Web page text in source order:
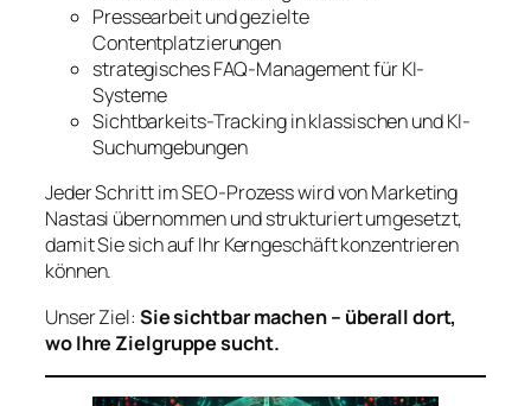
Pressearbeit und gezielte
Contentplatzierungen
strategisches FAQ-Management für KI-
Systeme
Sichtbarkeits-Tracking in klassischen und KI-
Suchumgebungen
Jeder Schritt im SEO-Prozess wird von Marketing
Nastasi übernommen und strukturiert umgesetzt,
damit Sie sich auf Ihr Kerngeschäft konzentrieren
können.
Unser Ziel: Sie sichtbar machen – überall dort,
wo Ihre Zielgruppe sucht.